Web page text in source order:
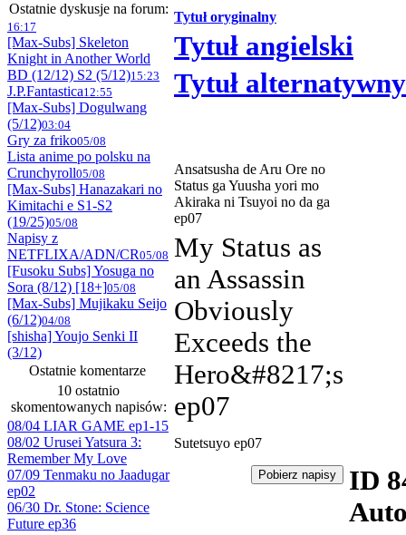
Ostatnie dyskusje na forum:
16:17
[Max-Subs] Skeleton
Knight in Another World
BD (12/12) S2 (5/12)15:23
J.P.Fantastica12:55
[Max-Subs] Dogulwang
(5/12)03:04
Gry za friko05/08
Lista anime po polsku na
Crunchyroll05/08
[Max-Subs] Hanazakari no
Kimitachi e S1-S2
(19/25)05/08
Napisy z
NETFLIXA/ADN/CR05/08
[Fusoku Subs] Yosuga no
Sora (8/12) [18+]05/08
[Max-Subs] Mujikaku Seijo
(6/12)04/08
[shisha] Youjo Senki II
(3/12)
Ostatnie komentarze
10 ostatnio
skomentowanych napisów:
08/04 LIAR GAME ep1-15
08/02 Urusei Yatsura 3:
Remember My Love
07/09 Tenmaku no Jaadugar
ep02
06/30 Dr. Stone: Science
Future ep36
Tytuł oryginalny
Tytuł angielski
Tytuł alternatywny
Ansatsusha de Aru Ore no
Status ga Yuusha yori mo
Akiraka ni Tsuyoi no da ga
ep07
My Status as
an Assassin
Obviously
Exceeds the
Hero&#8217;s
ep07
Sutetsuyo ep07
ID